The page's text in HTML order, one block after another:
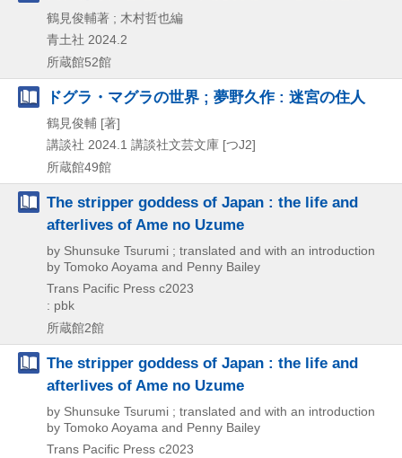
鶴見俊輔著 ; 木村哲也編
青土社 2024.2
所蔵館52館
ドグラ・マグラの世界 ; 夢野久作 : 迷宮の住人
鶴見俊輔 [著]
講談社 2024.1 講談社文芸文庫 [つJ2]
所蔵館49館
The stripper goddess of Japan : the life and
afterlives of Ame no Uzume
by Shunsuke Tsurumi ; translated and with an introduction
by Tomoko Aoyama and Penny Bailey
Trans Pacific Press c2023
: pbk
所蔵館2館
The stripper goddess of Japan : the life and
afterlives of Ame no Uzume
by Shunsuke Tsurumi ; translated and with an introduction
by Tomoko Aoyama and Penny Bailey
Trans Pacific Press c2023